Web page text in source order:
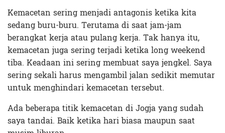
Kemacetan sering menjadi antagonis ketika kita
sedang buru-buru. Terutama di saat jam-jam
berangkat kerja atau pulang kerja. Tak hanya itu,
kemacetan juga sering terjadi ketika long weekend
tiba. Keadaan ini sering membuat saya jengkel. Saya
sering sekali harus mengambil jalan sedikit memutar
untuk menghindari kemacetan tersebut.
Ada beberapa titik kemacetan di Jogja yang sudah
saya tandai. Baik ketika hari biasa maupun saat